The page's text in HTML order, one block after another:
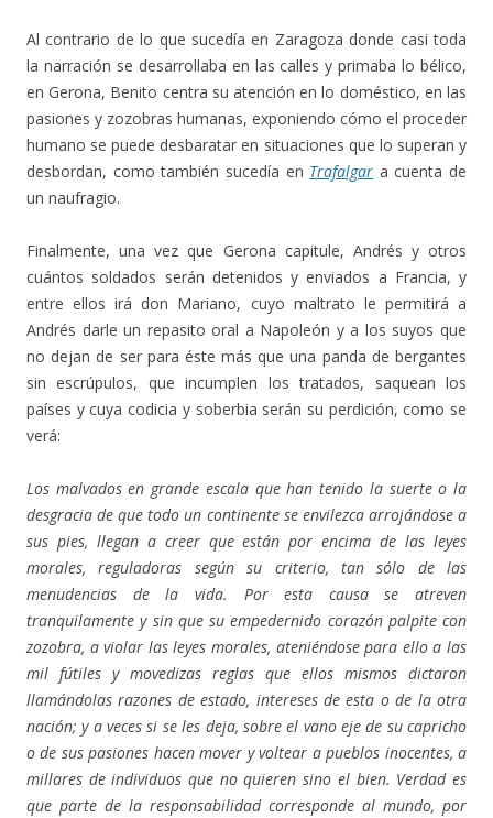
Al contrario de lo que sucedía en Zaragoza donde casi toda
la narración se desarrollaba en las calles y primaba lo bélico,
en Gerona, Benito centra su atención en lo doméstico, en las
pasiones y zozobras humanas, exponiendo cómo el proceder
humano se puede desbaratar en situaciones que lo superan y
desbordan, como también sucedía en Trafalgar a cuenta de
un naufragio.
Finalmente, una vez que Gerona capitule, Andrés y otros
cuántos soldados serán detenidos y enviados a Francia, y
entre ellos irá don Mariano, cuyo maltrato le permitirá a
Andrés darle un repasito oral a Napoleón y a los suyos que
no dejan de ser para éste más que una panda de bergantes
sin escrúpulos, que incumplen los tratados, saquean los
países y cuya codicia y soberbia serán su perdición, como se
verá:
Los malvados en grande escala que han tenido la suerte o la
desgracia de que todo un continente se envilezca arrojándose a
sus pies, llegan a creer que están por encima de las leyes
morales, reguladoras según su criterio, tan sólo de las
menudencias de la vida. Por esta causa se atreven
tranquilamente y sin que su empedernido corazón palpite con
zozobra, a violar las leyes morales, ateniéndose para ello a las
mil fútiles y movedizas reglas que ellos mismos dictaron
llamándolas razones de estado, intereses de esta o de la otra
nación; y a veces si se les deja, sobre el vano eje de su capricho
o de sus pasiones hacen mover y voltear a pueblos inocentes, a
millares de individuos que no quieren sino el bien. Verdad es
que parte de la responsabilidad corresponde al mundo, por